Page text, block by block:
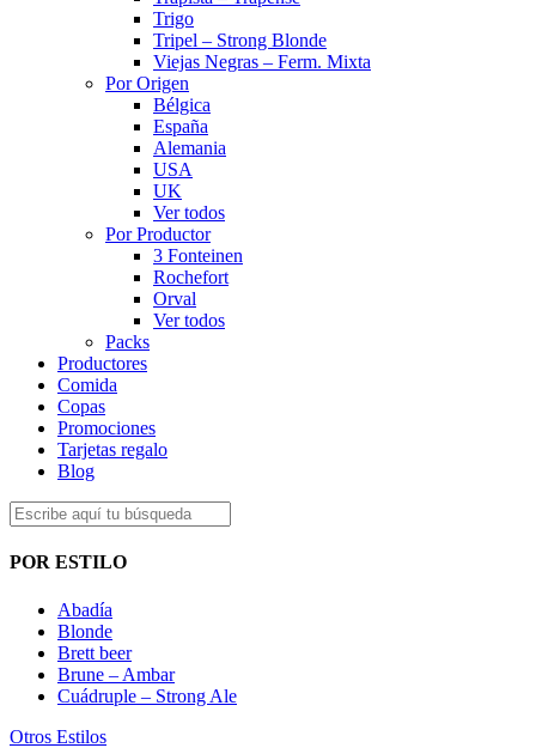
Trigo
Tripel – Strong Blonde
Viejas Negras – Ferm. Mixta
Por Origen
Bélgica
España
Alemania
USA
UK
Ver todos
Por Productor
3 Fonteinen
Rochefort
Orval
Ver todos
Packs
Productores
Comida
Copas
Promociones
Tarjetas regalo
Blog
POR ESTILO
Abadía
Blonde
Brett beer
Brune – Ambar
Cuádruple – Strong Ale
Otros Estilos